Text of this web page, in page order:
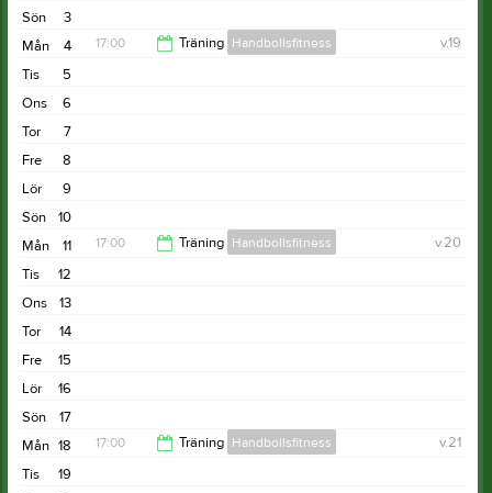
3
Sön
4
Mån v.19
17:00 Träning Handbollsfitness
5
Tis
6
Ons
7
Tor
8
Fre
9
Lör
10
Sön
11
Mån v.20
17:00 Träning Handbollsfitness
12
Tis
13
Ons
14
Tor
15
Fre
16
Lör
17
Sön
18
Mån v.21
17:00 Träning Handbollsfitness
19
Tis